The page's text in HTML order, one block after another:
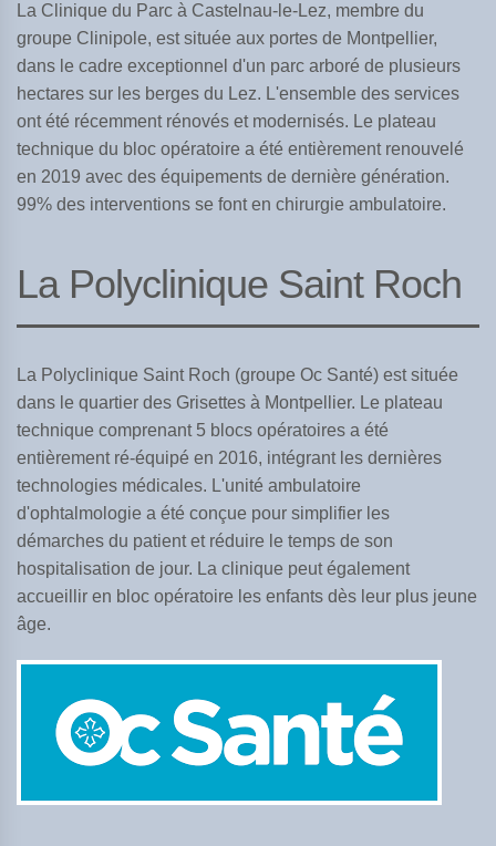
La Clinique du Parc à Castelnau-le-Lez, membre du
groupe Clinipole, est située aux portes de Montpellier,
dans le cadre exceptionnel d'un parc arboré de plusieurs
hectares sur les berges du Lez. L'ensemble des services
ont été récemment rénovés et modernisés. Le plateau
technique du bloc opératoire a été entièrement renouvelé
en 2019 avec des équipements de dernière génération.
99% des interventions se font en chirurgie ambulatoire.
La Polyclinique Saint Roch
La Polyclinique Saint Roch (groupe Oc Santé) est située
dans le quartier des Grisettes à Montpellier. Le plateau
technique comprenant 5 blocs opératoires a été
entièrement ré-équipé en 2016, intégrant les dernières
technologies médicales. L'unité ambulatoire
d'ophtalmologie a été conçue pour simplifier les
démarches du patient et réduire le temps de son
hospitalisation de jour. La clinique peut également
accueillir en bloc opératoire les enfants dès leur plus jeune
âge.